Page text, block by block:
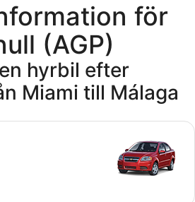
för
(AGP)
hyrbil efter
Miami till Málaga